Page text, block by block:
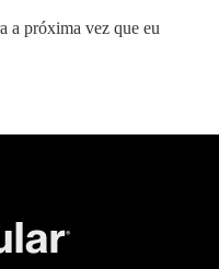
a próxima vez que eu